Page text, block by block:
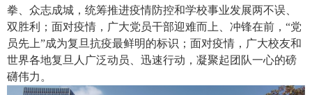
拳、众志成城，统筹推进疫情防控和学校事业发展两不误、
双胜利；面对疫情，广大党员干部迎难而上、冲锋在前，“党
员先上”成为复旦抗疫最鲜明的标识；面对疫情，广大校友和
世界各地复旦人广泛动员、迅速行动，凝聚起团队一心的磅
礴伟力。